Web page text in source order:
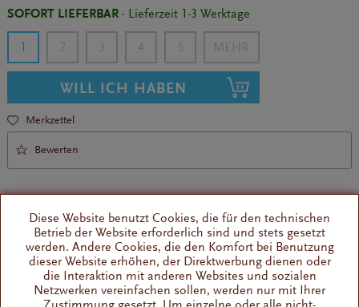
SOFORT LIEFERBAR· Lieferzeit 1-3 Werktage
1 2 3 4 5
WILL ICH HABEN
Merkzettel
Bewerten
Ersatzteil für Espressomaschinen
230V
Diese Website benutzt Cookies, die für den technischen
Betrieb der Website erforderlich sind und stets gesetzt
werden. Andere Cookies, die den Komfort bei Benutzung
dieser Website erhöhen, der Direktwerbung dienen oder
die Interaktion mit anderen Websites und sozialen
Netzwerken vereinfachen sollen, werden nur mit Ihrer